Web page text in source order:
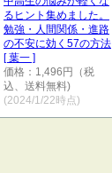
るヒント集めました。
勉強・人間関係・進路
の不安に効く57の方法
[ 葉一 ]
価格：1,496円（税
込、送料無料)
(2024/1/22時点)